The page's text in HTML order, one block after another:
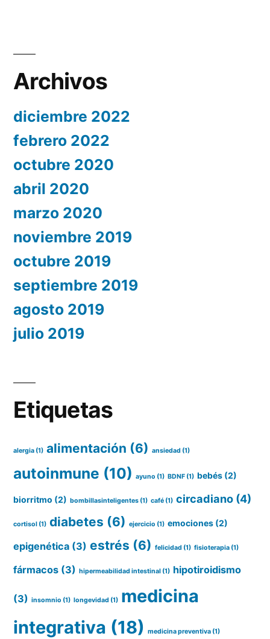
Archivos
diciembre 2022
febrero 2022
octubre 2020
abril 2020
marzo 2020
noviembre 2019
octubre 2019
septiembre 2019
agosto 2019
julio 2019
Etiquetas
alergia (1) alimentación (6) ansiedad (1)
autoinmune (10) ayuno (1) BDNF (1) bebés (2)
biorritmo (2) bombillasinteligentes (1) café (1) circadiano (4)
cortisol (1) diabetes (6) ejercicio (1) emociones (2)
epigenética (3) estrés (6) felicidad (1) fisioterapia (1)
fármacos (3) hipermeabilidad intestinal (1) hipotiroidismo
(3) insomnio (1) longevidad (1) medicina
integrativa (18) medicina preventiva (1)